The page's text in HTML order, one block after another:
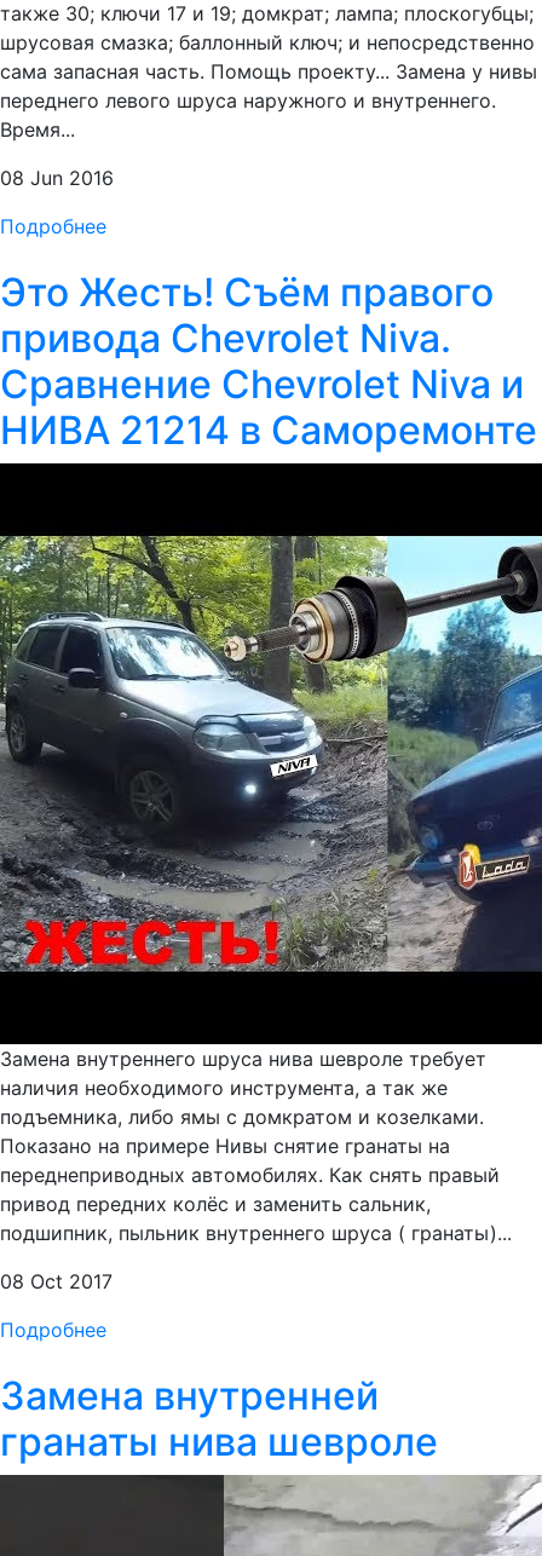
также 30; ключи 17 и 19; домкрат; лампа; плоскогубцы;
шрусовая смазка; баллонный ключ; и непосредственно
сама запасная часть. Помощь проекту... Замена у нивы
переднего левого шруса наружного и внутреннего.
Время...
08 Jun 2016
Подробнее
Это Жесть! Съём правого
привода Chevrolet Niva.
Сравнение Chevrolet Niva и
НИВА 21214 в Саморемонте
Замена внутреннего шруса нива шевроле требует
наличия необходимого инструмента, а так же
подъемника, либо ямы с домкратом и козелками.
Показано на примере Нивы снятие гранаты на
переднеприводных автомобилях. Как снять правый
привод передних колёс и заменить сальник,
подшипник, пыльник внутреннего шруса ( гранаты)...
08 Oct 2017
Подробнее
Замена внутренней
гранаты нива шевроле